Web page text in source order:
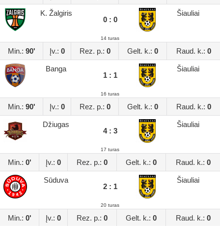
K. Žalgiris
0 : 0
Šiauliai
14 turas
Min.: 90' Įv.: 0 Rez. p.: 0 Gelt. k.: 0 Raud. k.: 0
Banga
1 : 1
Šiauliai
16 turas
Min.: 90' Įv.: 0 Rez. p.: 0 Gelt. k.: 0 Raud. k.: 0
Džiugas
4 : 3
Šiauliai
17 turas
Min.: 0' Įv.: 0 Rez. p.: 0 Gelt. k.: 0 Raud. k.: 0
Sūduva
2 : 1
Šiauliai
20 turas
Min.: 0' Įv.: 0 Rez. p.: 0 Gelt. k.: 0 Raud. k.: 0